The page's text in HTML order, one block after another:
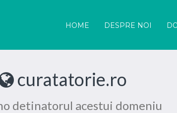
HOME DESPRE NOI
curatatorie.ro
detinatorul acestui domeniu